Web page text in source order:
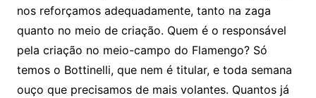
nos reforçamos adequadamente, tanto na zaga
quanto no meio de criação. Quem é o responsável
pela criação no meio-campo do Flamengo? Só
temos o Bottinelli, que nem é titular, e toda semana
ouço que precisamos de mais volantes. Quantos já